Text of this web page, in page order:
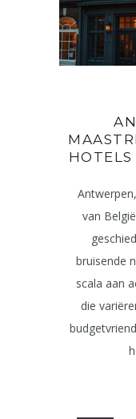
van
bruisende
scala aan
die